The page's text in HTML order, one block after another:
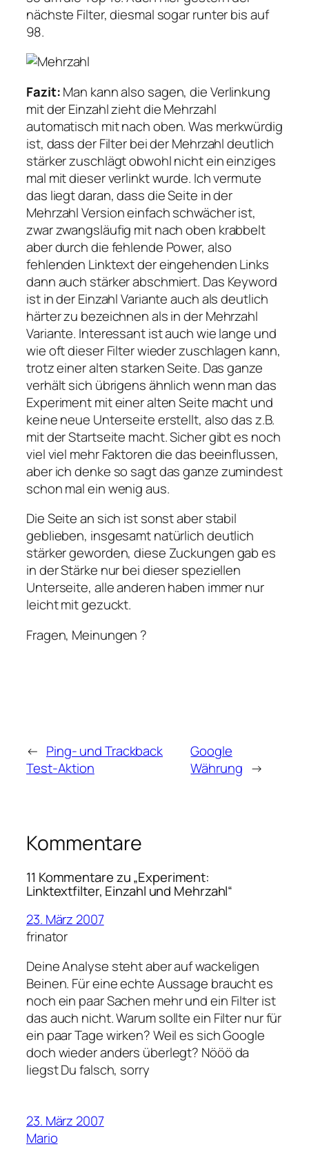
nächste Filter, diesmal sogar runter bis auf
98.
Fazit:Man kann also sagen, die Verlinkung
mit der Einzahl zieht die Mehrzahl
automatisch mit nach oben. Was merkwürdig
ist, dass der Filter bei der Mehrzahl deutlich
stärker zuschlägt obwohl nicht ein einziges
mal mit dieser verlinkt wurde. Ich vermute
das liegt daran, dass die Seite in der
Mehrzahl Version einfach schwächer ist,
zwar zwangsläufig mit nach oben krabbelt
aber durch die fehlende Power, also
fehlenden Linktext der eingehenden Links
dann auch stärker abschmiert. Das Keyword
ist in der Einzahl Variante auch als deutlich
härter zu bezeichnen als in der Mehrzahl
Variante. Interessant ist auch wie lange und
wie oft dieser Filter wieder zuschlagen kann,
trotz einer alten starken Seite. Das ganze
verhält sich übrigens ähnlich wenn man das
Experiment mit einer alten Seite macht und
keine neue Unterseite erstellt, also das z.B.
mit der Startseite macht. Sicher gibt es noch
viel viel mehr Faktoren die das beeinflussen,
aber ich denke so sagt das ganze zumindest
schon mal ein wenig aus.
Die Seite an sich ist sonst aber stabil
geblieben, insgesamt natürlich deutlich
stärker geworden, diese Zuckungen gab es
in der Stärke nur bei dieser speziellen
Unterseite, alle anderen haben immer nur
leicht mit gezuckt.
Fragen, Meinungen ?
← Ping- und Trackback
Test-Aktion
Google
Währung →
Kommentare
11 Kommentare zu „Experiment:
Linktextfilter, Einzahl und Mehrzahl“
23. März 2007
frinator
Deine Analyse steht aber auf wackeligen
Beinen. Für eine echte Aussage braucht es
noch ein paar Sachen mehr und ein Filter ist
das auch nicht. Warum sollte ein Filter nur für
ein paar Tage wirken? Weil es sich Google
doch wieder anders überlegt? Nööö da
liegst Du falsch, sorry
23. März 2007
Mario